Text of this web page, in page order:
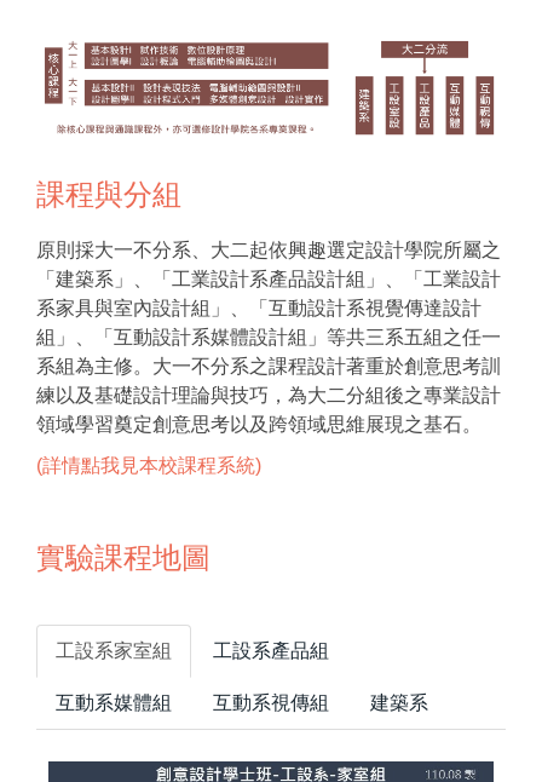
課程與分組
原則採大一不分系、大二起依興趣選定設計學院所屬之
「建築系」、「工業設計系產品設計組」、「工業設計
系家具與室內設計組」、「互動設計系視覺傳達設計
組」、「互動設計系媒體設計組」等共三系五組之任一
系組為主修。大一不分系之課程設計著重於創意思考訓
練以及基礎設計理論與技巧，為大二分組後之專業設計
領域學習奠定創意思考以及跨領域思維展現之基石。
(詳情點我見本校課程系統)
實驗課程地圖
工設系家室組 工設系產品組
互動系媒體組 互動系視傳組 建築系